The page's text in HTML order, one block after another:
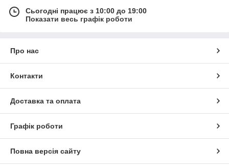
Сьогодні працює з 10:00 до 19:00
Показати весь графік роботи
Про нас
Контакти
Доставка та оплата
Графік роботи
Повна версія сайту